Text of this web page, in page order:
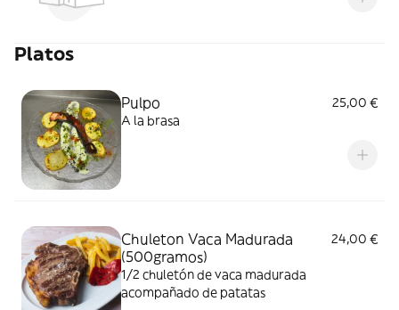
Platos
Pulpo
25,00 €
A la brasa
Chuleton Vaca Madurada
(500gramos)
24,00 €
1/2 chuletón de vaca madurada
acompañado de patatas